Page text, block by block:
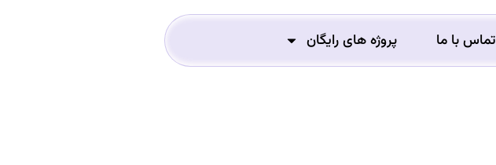
تماس با ما پروژه های رایگان